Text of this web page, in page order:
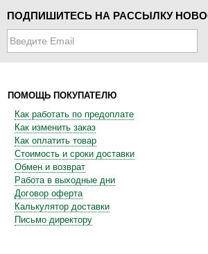
ПОДПИШИТЕСЬ НА РАССЫЛКУ
ПОМОЩЬ ПОКУПАТЕЛЮ
Как работать по предоплате
Как изменить заказ
Как оплатить товар
Стоимость и сроки доставки
Обмен и возврат
Работа в выходные дни
Договор оферта
Калькулятор доставки
Письмо директору